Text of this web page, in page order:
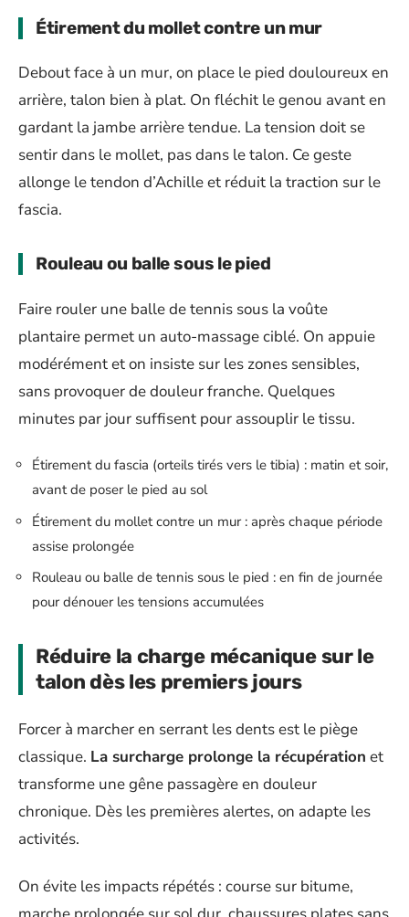
Étirement du mollet contre un mur
Debout face à un mur, on place le pied douloureux en
arrière, talon bien à plat. On fléchit le genou avant en
gardant la jambe arrière tendue. La tension doit se
sentir dans le mollet, pas dans le talon. Ce geste
allonge le tendon d’Achille et réduit la traction sur le
fascia.
Rouleau ou balle sous le pied
Faire rouler une balle de tennis sous la voûte
plantaire permet un auto-massage ciblé. On appuie
modérément et on insiste sur les zones sensibles,
sans provoquer de douleur franche. Quelques
minutes par jour suffisent pour assouplir le tissu.
Étirement du fascia (orteils tirés vers le tibia) : matin et soir,
avant de poser le pied au sol
Étirement du mollet contre un mur : après chaque période
assise prolongée
Rouleau ou balle de tennis sous le pied : en fin de journée
pour dénouer les tensions accumulées
Réduire la charge mécanique sur le
talon dès les premiers jours
Forcer à marcher en serrant les dents est le piège
classique. La surcharge prolonge la récupération et
transforme une gêne passagère en douleur
chronique. Dès les premières alertes, on adapte les
activités.
On évite les impacts répétés : course sur bitume,